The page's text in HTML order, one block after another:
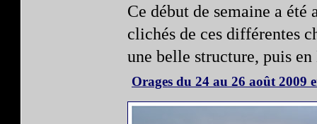
Ce début de semaine a été
clichés de ces différentes
une belle structure, puis
Orages du 24 au 26 août 2009